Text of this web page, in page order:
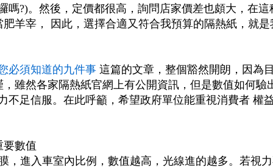
嗎?)。然後，定價都很高，詢問店家價差也頗大，在這
羊宰， 因此，選擇合適又符合我預算的隔熱紙，就是
必須知道的九件事這篇的文章，整個豁然開朗，因為
雖然各家隔熱紙官網上有公開資訊，但是數值如何驗
不足信服。在此呼籲，希望政府單位能重視消費者 權
要數值
，進入車室內比例，數值越高，光線進的越多。若視